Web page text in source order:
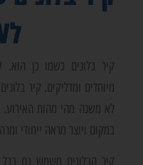
לWOW
קיר בלונים כשמו כן הוא.
מיוחדים ומדליקים. קיר
לא משנה מהי מהות
במקום ויוצר מראה ייחודי
קיר הבלונים משמש גם